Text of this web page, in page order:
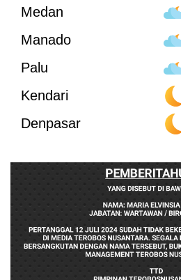
Medan
Manado
Palu
Kendari
Denpasar